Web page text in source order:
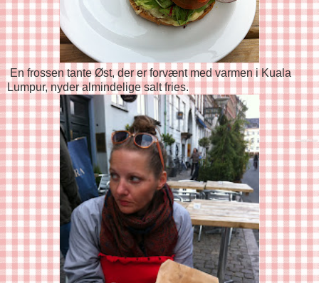
En frossen tante Øst, der er forvænt med varmen i Kuala
Lumpur, nyder almindelige salt fries.